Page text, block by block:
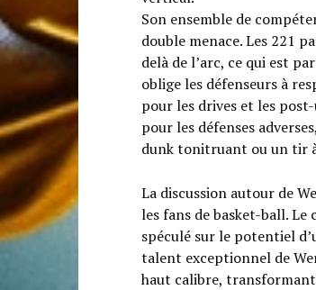
Son ensemble de
double menace. Les 221
delà de l’arc, ce qui est
oblige les défenseurs à
pour les drives et les
pour les défenses
dunk tonitruant ou un tir
La discussion autour de
les fans de basket-ball.
spéculé sur le potentiel
talent exceptionnel de
haut calibre,